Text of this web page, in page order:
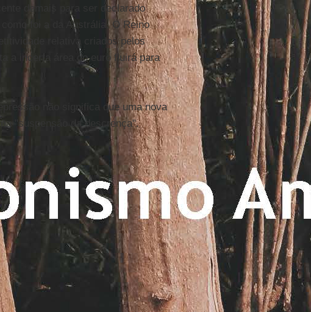
demais para ser declarado
foi a da Austrália. O Reino
relativa criados pelos
a incerta área do euro fluirá para
não significa que uma nova
"suspensão da descrença".